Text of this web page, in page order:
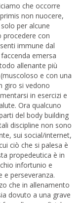
che occorre
non nuocere,
per alcune
procedere con
immune dal
emersa
allenante più
e con una
giro si vedono
in esercizi e
Ora qualcuno
del body building
discipline non sono
sui social/internet,
ciò che si palesa è
propedeutica è in
infortunio e
e perseveranza.
che in allenamento
dovuto a una grave